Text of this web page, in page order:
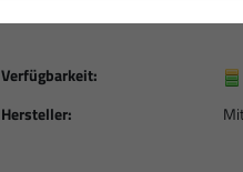
Verfügbarkeit:
Hersteller: